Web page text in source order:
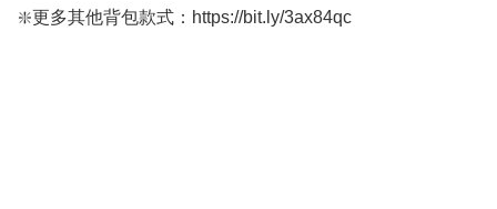
❇️更多其他背包款式：https://bit.ly/3ax84qc